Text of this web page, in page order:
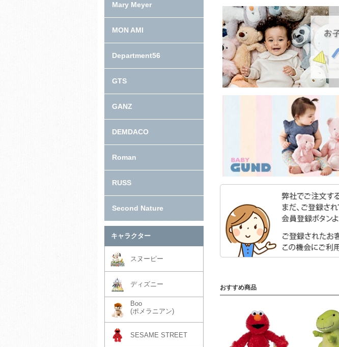
おすすめ商品
Mary Meyer
MON AMI
Department56
GTS
GANZ
DEMDACO
Roman
RUSS
Second Nature
キャラクター
スヌーピー
ディズニー
Boo
(ポメラニアン)
SESAME STREET